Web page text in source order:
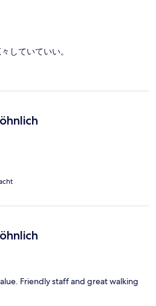
していていい。
Friendly staff and great walking